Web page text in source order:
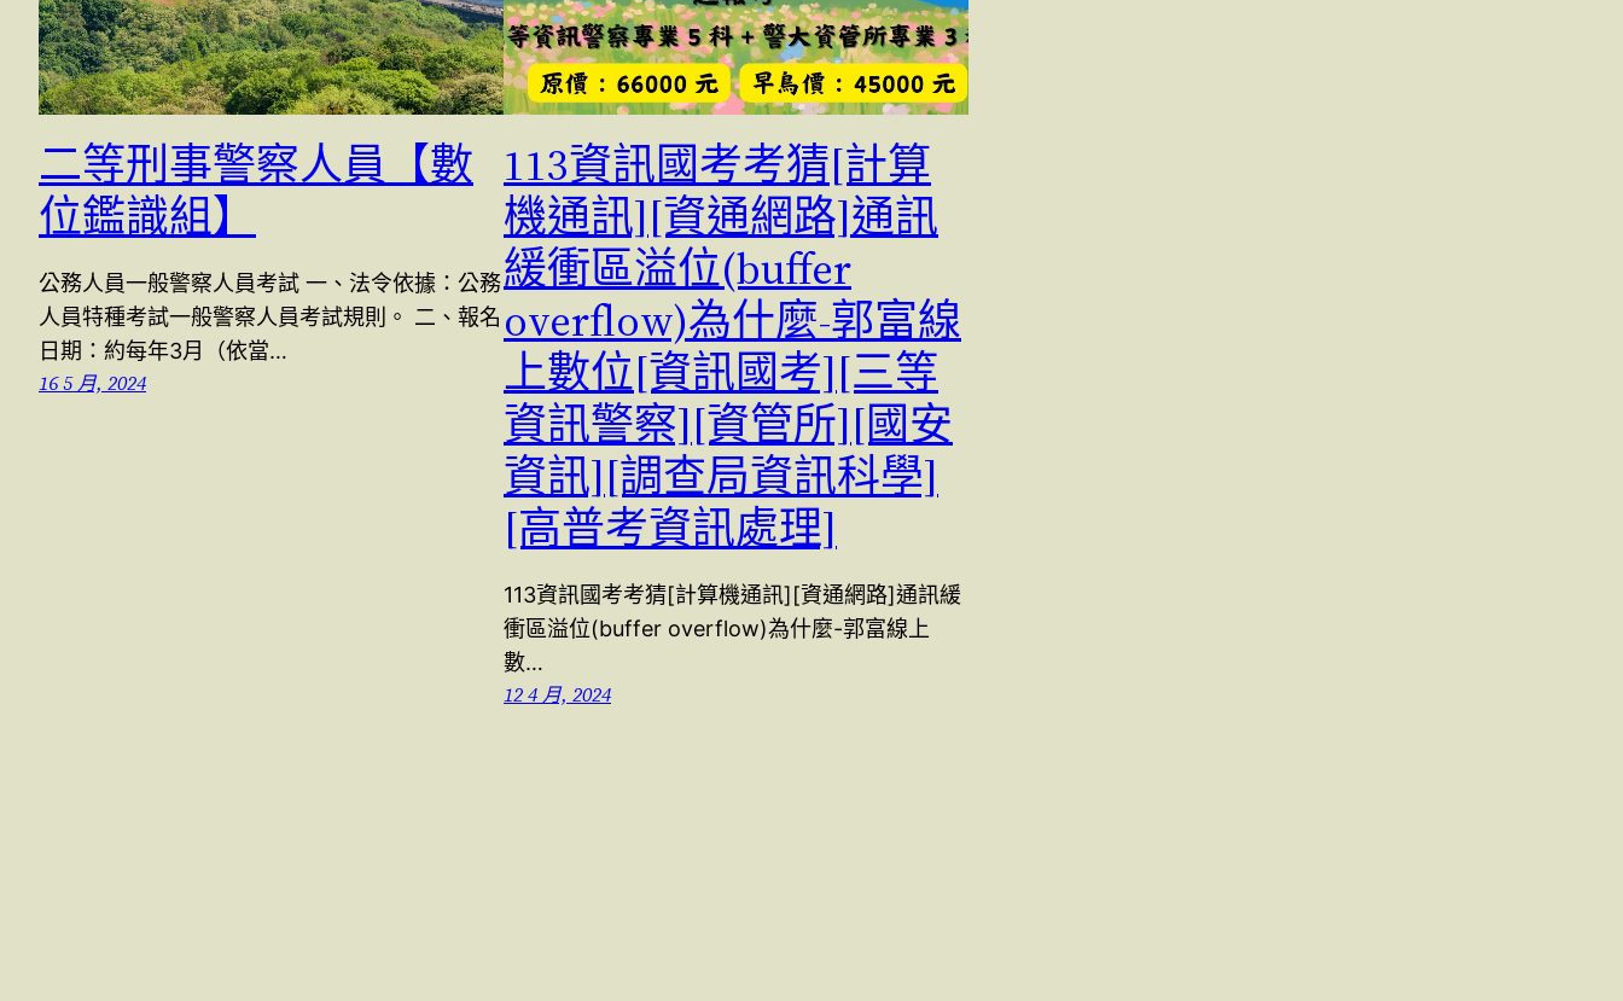
二等刑事警察人員【數
位鑑識組】
公務人員一般警察人員考試 一、法令依據：公務
人員特種考試一般警察人員考試規則。 二、報名
日期：約每年3月（依當…
16 5 月, 2024
113資訊國考考猜[計算
機通訊][資通網路]通訊
緩衝區溢位(buffer
overflow)為什麼-郭富線
上數位[資訊國考][三等
資訊警察][資管所][國安
資訊][調查局資訊科學]
[高普考資訊處理]
113資訊國考考猜[計算機通訊][資通網路]通訊緩
衝區溢位(buffer overflow)為什麼-郭富線上
數…
12 4 月, 2024